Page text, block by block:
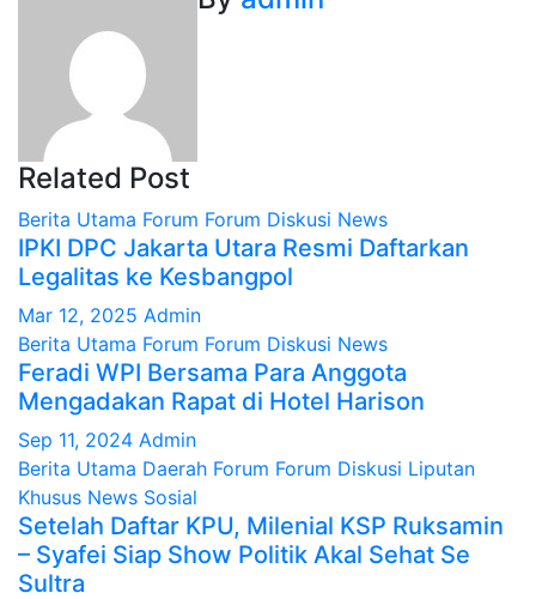
Related Post
Berita Utama Forum Forum Diskusi News
IPKI DPC Jakarta Utara Resmi Daftarkan
Legalitas ke Kesbangpol
Mar 12, 2025 Admin
Berita Utama Forum Forum Diskusi News
Feradi WPI Bersama Para Anggota
Mengadakan Rapat di Hotel Harison
Sep 11, 2024 Admin
Berita Utama Daerah Forum Forum Diskusi Liputan
Khusus News Sosial
Setelah Daftar KPU, Milenial KSP Ruksamin
– Syafei Siap Show Politik Akal Sehat Se
Sultra